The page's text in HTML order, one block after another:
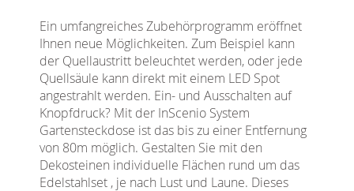
Ein umfangreiches Zubehörprogramm eröffnet
Ihnen neue Möglichkeiten. Zum Beispiel kann
der Quellaustritt beleuchtet werden, oder jede
Quellsäule kann direkt mit einem LED Spot
angestrahlt werden. Ein- und Ausschalten auf
Knopfdruck? Mit der InScenio System
Gartensteckdose ist das bis zu einer Entfernung
von 80m möglich. Gestalten Sie mit den
Dekosteinen individuelle Flächen rund um das
Edelstahlset , je nach Lust und Laune. Dieses